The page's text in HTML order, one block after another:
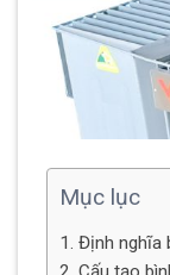
Mục lục
1. Định nghĩa